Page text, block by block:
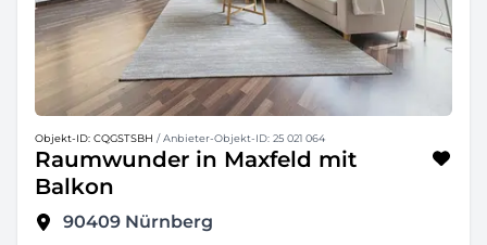
Objekt-ID: CQGSTSBH / Anbieter-Objekt-ID: 25 021 064
Raumwunder in Maxfeld mit
Balkon
90409 Nürnberg